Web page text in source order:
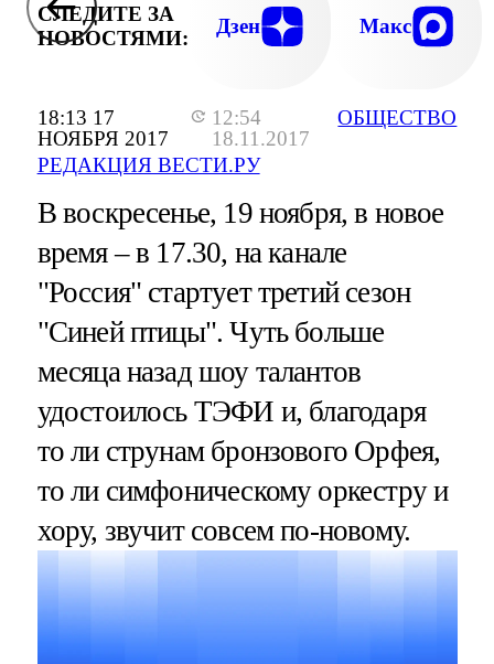
18:13 17
НОЯБРЯ 2017
12:54
18.11.2017
РЕДАКЦИЯ ВЕСТИ.РУ
ОБЩЕСТВО
СЛЕДИТЕ ЗА
НОВОСТЯМИ:
Дзен Макс
В воскресенье, 19 ноября, в новое
время – в 17.30, на канале
"Россия" стартует третий сезон
"Синей птицы". Чуть больше
месяца назад шоу талантов
удостоилось ТЭФИ и, благодаря
то ли струнам бронзового Орфея,
то ли симфоническому оркестру и
хору, звучит совсем по-новому.